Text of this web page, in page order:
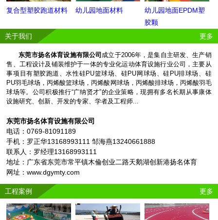
复合型塑胶跑道材料 幼儿园地面材料
幼儿园地面EPDM塑
胶颗
关于我们
更多
东莞市扬名体育设施有限公司成立于2006年，是集自主研发、生产销
售、工程设计及铺装维护于一体的专业化运动体育设施行业公司，主要从
事项目有塑胶跑道、水性硅PU篮球场、硅PU网球场、硅PU排球场、硅
PU羽毛球场，丙烯酸篮球场，丙烯酸网球场，丙烯酸排球场，丙烯酸羽毛
球场等。公司积极推行“广纳贤才”的企业策略，现拥有多名长期从事康体
设施研究、创新、开发的专家、学者及工程师...
东莞市扬名体育设施有限公司
电话：0769-81091189
手机：罗正华13168993111 邹海燕13240661888
联系人：罗经理13168993111
地址：广东省东莞市常平镇木倫创业二路天鹅湖创新港扬名体育
网址：www.dgymty.com
工程案例 更多